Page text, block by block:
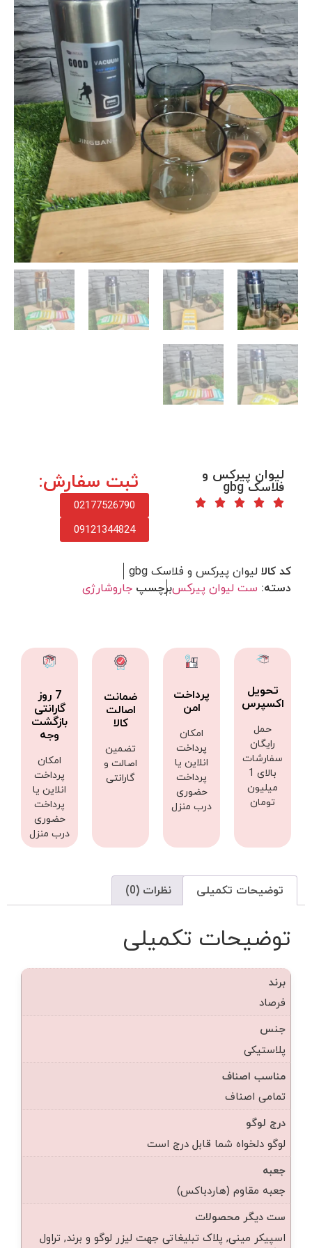
لیوان پیرکس و
فلاسک gbg ثبت سفارش:
02177526790
09121344824
کد کالا لیوان پیرکس و فلاسک gbg
دسته: ست لیوان پیرکسبرچسپ جاروشارژی
تحویل
اکسپرس
حمل
رایگان
سفارشات
بالای 1
میلیون
تومان
پرداخت
امن
امکان
پرداخت
انلاین یا
پرداخت
حضوری
درب منزل
ضمانت
اصالت
کالا
تضمین
اصالت و
گارانتی
7 روز
گارانتی
بازگشت
وجه
امکان
پرداخت
انلاین یا
پرداخت
حضوری
درب منزل
توضیحات تکمیلی نظرات (0)
توضیحات تکمیلی
برند
فرصاد
جنس
پلاستیکی
مناسب اصناف
تمامی اصناف
درج لوگو
لوگو دلخواه شما قابل درج است
جعبه
جعبه مقاوم (هاردباکس)
ست دیگر محصولات
اسپیکر مینی, پلاک تبلیغاتی جهت لیزر لوگو و برند, تراول